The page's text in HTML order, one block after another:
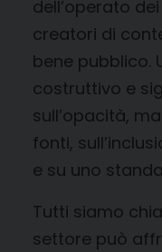
dell’operato
creatori di
bene pubblico.
costruttivo e
sull’opacità,
fonti,
e su uno
Tutti siamo
settore può